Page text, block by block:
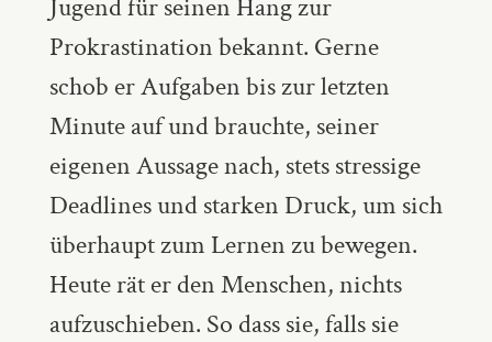
Jugend für seinen Hang zur
Prokrastination bekannt. Gerne
schob er Aufgaben bis zur letzten
Minute auf und brauchte, seiner
eigenen Aussage nach, stets stressige
Deadlines und starken Druck, um sich
überhaupt zum Lernen zu bewegen.
Heute rät er den Menschen, nichts
aufzuschieben. So dass sie, falls sie